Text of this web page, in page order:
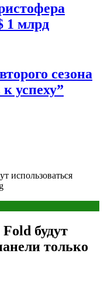
1 млрд
сезона
успеху”
использоваться
будут
только